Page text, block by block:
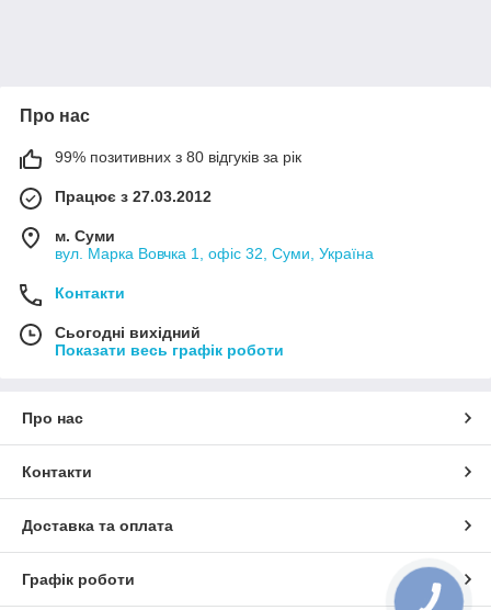
Про нас
99% позитивних з 80 відгуків за рік
Працює з 27.03.2012
м. Суми
вул. Марка Вовчка 1, офіс 32, Суми, Україна
Контакти
Сьогодні вихідний
Показати весь графік роботи
Про нас
Контакти
Доставка та оплата
Графік роботи
КНОПКА
ЗВ'ЯЗКУ